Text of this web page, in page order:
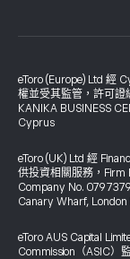
eToro (Europe) Ltd 經
權並受其監管，許可
KANIKA BUSINESS
Cyprus
eToro (UK) Ltd 經
供投資相關服務，
Company No.
Canary Wharf, London
eToro AUS Capital
Commission（ASIC）